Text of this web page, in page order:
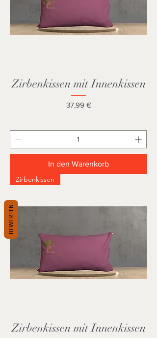
Zirbenkissen mit Innenkissen
Preis
37,99 €
In den Warenkorb
Zirbenkissen
Zirbenkissen mit Innenkissen
BEWERTEN